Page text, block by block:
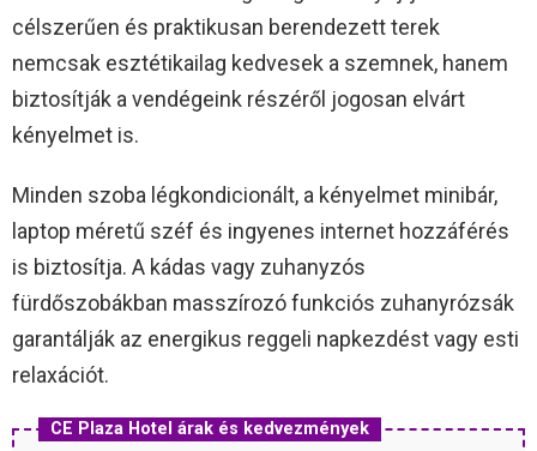
célszerűen és praktikusan berendezett terek
nemcsak esztétikailag kedvesek a szemnek, hanem
biztosítják a vendégeink részéről jogosan elvárt
kényelmet is.
Minden szoba légkondicionált, a kényelmet minibár,
laptop méretű széf és ingyenes internet hozzáférés
is biztosítja. A kádas vagy zuhanyzós
fürdőszobákban masszírozó funkciós zuhanyrózsák
garantálják az energikus reggeli napkezdést vagy esti
relaxációt.
CE Plaza Hotel árak és kedvezmények